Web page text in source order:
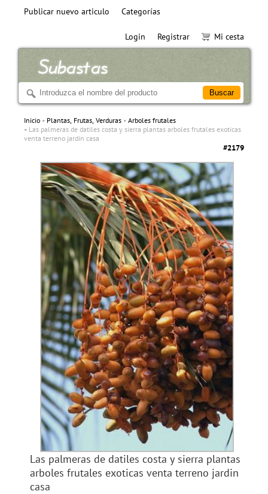
Publicar nuevo articulo Categorías
Login Registrar Mi cesta
Inicio Plantas, Frutas, Verduras
Arboles frutales
Las palmeras de datiles costa y sierra plantas arboles frutales exoticas
venta terreno jardin casa
#2179
Las palmeras de datiles costa y sierra plantas
arboles frutales exoticas venta terreno jardin
casa